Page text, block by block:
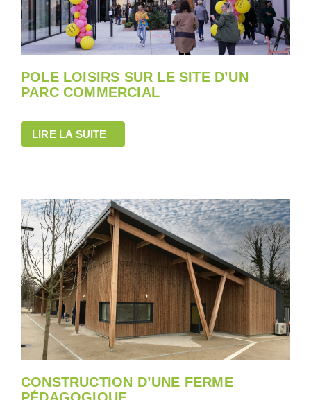
POLE LOISIRS SUR LE SITE D’UN
PARC COMMERCIAL
LIRE LA SUITE
CONSTRUCTION D’UNE FERME